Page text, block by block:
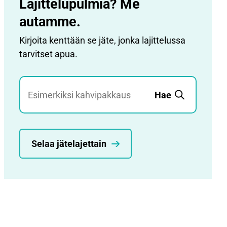
Lajittelupulmia? Me
autamme.
Kirjoita kenttään se jäte, jonka lajittelussa
tarvitset apua.
Jätehaku
Hae
Selaa jätelajettain